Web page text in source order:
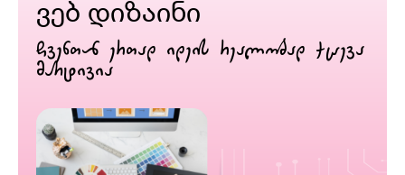
ვებ დიზაინი
ჩვენთან ერთად იდეის რეალობად ქცევა
მარტივია